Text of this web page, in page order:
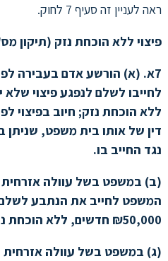
ראה לעניין זה סעיף 7 לחוק.
פיצוי ללא הוכחת נזק (תיקון מס' 6) תשנ"ט-
7א. (א) הורשע אדם בעבירה
ללא הוכחת נזק; חיוב בפיצוי
דין של אותו בית משפט,
נגד החייב בו.
(ב) במשפט בשל עוולה אזרחית
המשפט לחייב את הנתבע לשלם
₪50,000 חדשים, ללא הוכחת נזק.
(ג) במשפט בשל עוולה אזרחית